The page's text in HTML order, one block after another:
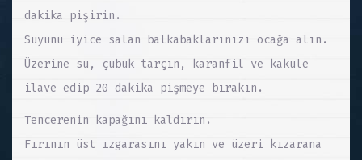
dakika pişirin.
Suyunu iyice salan balkabaklarınızı ocağa alın.
Üzerine su, çubuk tarçın, karanfil ve kakule
ilave edip 20 dakika pişmeye bırakın.
Tencerenin kapağını kaldırın.
Fırının üst ızgarasını yakın ve üzeri kızarana